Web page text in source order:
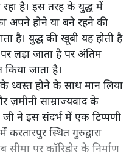
है। इस तरह के युद्ध में
अपने होने या बने रहने की
है। युद्ध की खूबी यह होती है
लड़ा जाता है पर अंतिम
जाता है।
ध्वस्त होने के साथ मान लिया
ज़मीनी साम्राज्यवाद के
ने इस संदर्भ में एक टिप्पणी
स्थित गुरुद्वारा
पर कॉरिडोर के निर्माण